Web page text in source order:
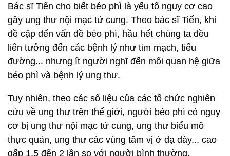
Bác sĩ Tiến cho biết béo phì là yếu tố nguy cơ cao
gây ung thư nội mạc tử cung. Theo bác sĩ Tiến, khi
đề cập đến vấn đề béo phì, hầu hết chúng ta đều
liên tưởng đến các bệnh lý như tim mạch, tiểu
đường... nhưng ít người nghĩ đến mối quan hệ giữa
béo phì và bệnh lý ung thư.
Tuy nhiên, theo các số liệu của các tổ chức nghiên
cứu về ung thư trên thế giới, người béo phì có nguy
cơ bị ung thư nội mạc tử cung, ung thư biểu mô
thực quản, ung thư các vùng tâm vị ở dạ dày... cao
gấp 1,5 đến 2 lần so với người bình thường.